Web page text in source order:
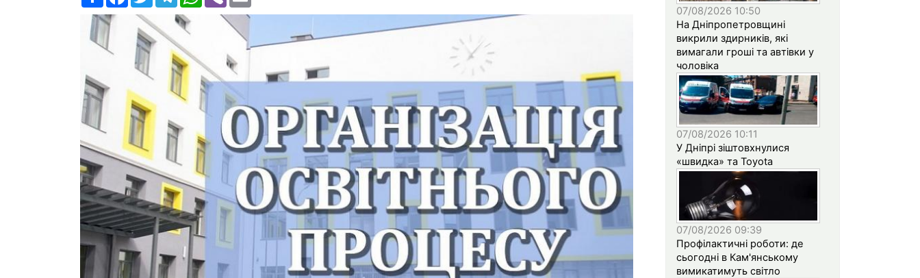
07/08/2026 10:50
На Дніпропетровщині
викрили здирників, які
вимагали гроші та автівки у
чоловіка
07/08/2026 10:11
У Дніпрі зіштовхнулися
«швидка» та Toyota
07/08/2026 09:39
Профілактичні роботи: де
сьогодні в Кам'янському
вимикатимуть світло